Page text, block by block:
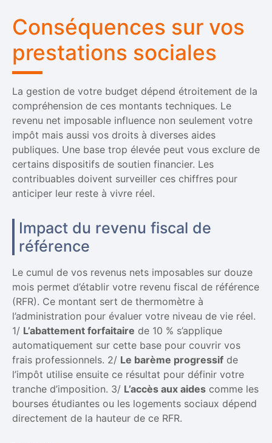
Conséquences sur vos
prestations sociales
La gestion de votre budget dépend étroitement de la
compréhension de ces montants techniques. Le
revenu net imposable influence non seulement votre
impôt mais aussi vos droits à diverses aides
publiques. Une base trop élevée peut vous exclure de
certains dispositifs de soutien financier. Les
contribuables doivent surveiller ces chiffres pour
anticiper leur reste à vivre réel.
Impact du revenu fiscal de
référence
Le cumul de vos revenus nets imposables sur douze
mois permet d’établir votre revenu fiscal de référence
(RFR). Ce montant sert de thermomètre à
l’administration pour évaluer votre niveau de vie réel.
1/ L’abattement forfaitaire de 10 % s’applique
automatiquement sur cette base pour couvrir vos
frais professionnels. 2/ Le barème progressif de
l’impôt utilise ensuite ce résultat pour définir votre
tranche d’imposition. 3/ L’accès aux aides comme les
bourses étudiantes ou les logements sociaux dépend
directement de la hauteur de ce RFR.